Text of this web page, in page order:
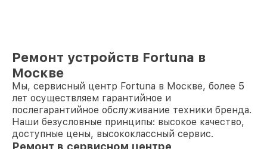
Ремонт устройств Fortuna в
Москве
Мы, сервисный центр Fortuna в Москве, более 5
лет осуществляем гарантийное и
послегарантийное обслуживание техники бренда.
Наши безусловные принципы: высокое качество,
доступные цены, высококлассный сервис.
Ремонт в сервисном центре